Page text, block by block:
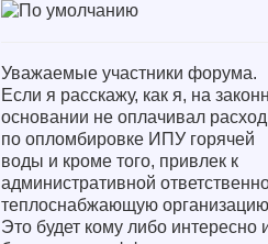
Уважаемые участники форума.
Если я расскажу, как я, на
основании не оплачивал
по опломбировке ИПУ горячей
воды и кроме того, привлек к
административной
теплоснабжающую
Это будет кому либо интересно